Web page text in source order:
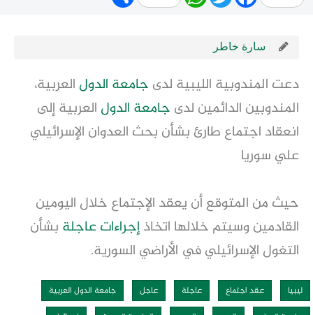
سارة خاطر
دعت المندوبية الليبية لدى جامعة الدول العربية،
المندوبين الدائمين لدى جامعة الدول العربية إلى
انعقاد اجتماع طارئ بشأن بحث العدوان الإسرائيلي
علي سوريا
حيث من المتوقع أن يعقد الإجتماع خلال اليومين
القادمين وسيتم خلالها اتخاذإجراءاتعاجلة بشأن
التغول الإسرائيلي في الأراضي السورية.
ليبيا عقد اجتماع عاجلة عاجل
جامعة الدول العربية